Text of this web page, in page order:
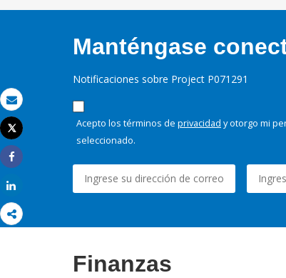
Correo electrónico
Imprimir
Tweet
Share
Manténgase
Notificaciones sobre Project P071291
Acepto los términos de privacidad y otorgo mi
seleccionado.
Finanzas